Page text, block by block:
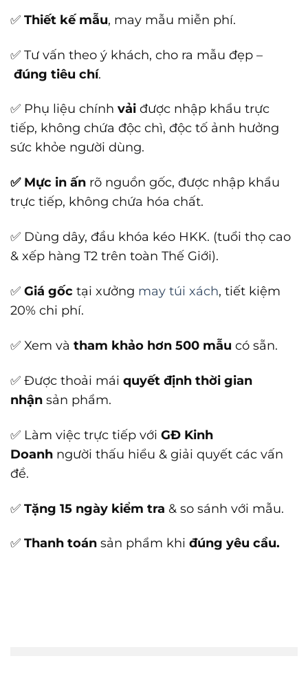
✅ Thiết kế mẫu, may mẫu miễn phí.
✅ Tư vấn theo ý khách, cho ra mẫu đẹp –
đúng tiêu chí.
✅ Phụ liệu chính vải được nhập khẩu trực
tiếp, không chứa độc chì, độc tố ảnh hưởng
sức khỏe người dùng.
✅ Mực in ấn rõ nguồn gốc, được nhập khẩu
trực tiếp, không chứa hóa chất.
✅ Dùng dây, đầu khóa kéo HKK. (tuổi thọ cao
& xếp hàng T2 trên toàn Thế Giới).
✅ Giá gốc tại xưởng may túi xách, tiết kiệm
20% chi phí.
✅ Xem và tham khảo hơn 500 mẫu có sẵn.
✅ Được thoải mái quyết định thời gian
nhận sản phẩm.
✅ Làm việc trực tiếp với GĐ Kinh
Doanh người thấu hiểu & giải quyết các vấn
đề.
✅ Tặng 15 ngày kiểm tra & so sánh với mẫu.
✅ Thanh toán sản phẩm khi đúng yêu cầu.